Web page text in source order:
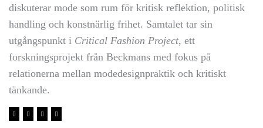
diskuterar mode som rum för kritisk reflektion, politisk
handling och konstnärlig frihet. Samtalet tar sin
utgångspunkt i Critical Fashion Project, ett
forskningsprojekt från Beckmans med fokus på
relationerna mellan modedesignpraktik och kritiskt
tänkande.